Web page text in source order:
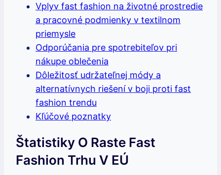
Vplyv fast fashion na životné prostredie
a pracovné podmienky v textilnom
priemysle
Odporúčania pre spotrebiteľov pri
nákupe oblečenia
Dôležitosť udržateľnej módy a
alternatívnych riešení v boji proti fast
fashion trendu
Kľúčové poznatky
Štatistiky O Raste Fast
Fashion Trhu V EÚ